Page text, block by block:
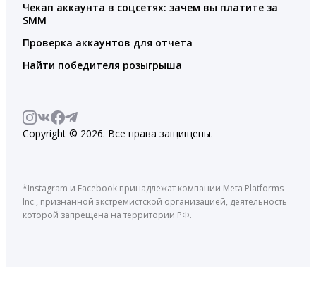
Чекап аккаунта в соцсетях: зачем вы платите за
SMM
Проверка аккаунтов для отчета
Найти победителя розыгрыша
Copyright © 2026. Все права защищены.
*Instagram и Facebook принадлежат компании Meta Platforms
Inc., признанной экстремистской организацией, деятельность
которой запрещена на территории РФ.